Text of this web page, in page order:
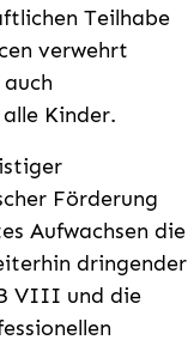
Teilhabe
verwehrt
Kinder.
Förderung
Aufwachsen die
dringender
VIII und die